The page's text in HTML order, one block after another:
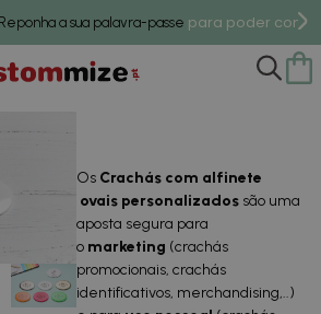
Reponha a sua palavra-passe para poder
Alfinete Ovais
Os Crachás com alfinete
ovais personalizados são uma
aposta segura para
o marketing (crachás
promocionais, crachás
identificativos, merchandising,..)